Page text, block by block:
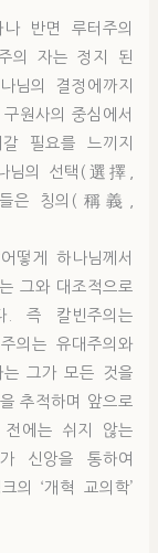
나 반면 루터주의
의 자는 정지 된
님의 결정에까지
원사의 중심에서
필요를 느끼지
님의 선택(選擇,
들은 칭의(稱義,
떻게 하나님께서
그와 대조적으로
. 즉 칼빈주의는
의는 유대주의와
는 그가 모든 것을
추적하며 앞으로
에는 쉬지 않는
신앙을 통하여
의 ‘개혁 교의학’